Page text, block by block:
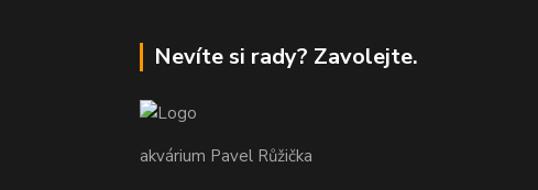
Nevíte si rady? Zavolejte.
akvárium Pavel Růžička